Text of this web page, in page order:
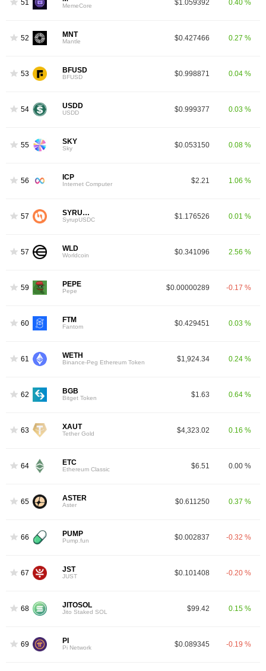
51 MemeCore $1.059392 0.40 %
52 MNT
Mantle $0.427466 0.27 %
53 BFUSD
BFUSD $0.998871 0.04 %
54 USDD
USDD $0.999377 0.03 %
55 SKY
Sky $0.053150 0.08 %
56 ICP
Internet Computer $2.21 1.06 %
57 SYRUPUSDC
SyrupUSDC $1.176526 0.01 %
57 WLD
Worldcoin $0.341096 2.56 %
59 PEPE
Pepe $0.00000289 -0.17 %
60 FTM
Fantom $0.429451 0.03 %
61 WETH
Binance-Peg Ethereum Token $1,924.34 0.24 %
62 BGB
Bitget Token $1.63 0.64 %
63 XAUT
Tether Gold $4,323.02 0.16 %
64 ETC
Ethereum Classic $6.51 0.00 %
65 ASTER
Aster $0.611250 0.37 %
66 PUMP
Pump.fun $0.002837 -0.32 %
67 JST
JUST $0.101408 -0.20 %
68 JITOSOL
Jito Staked SOL $99.42 0.15 %
69 PI
Pi Network $0.089345 -0.19 %